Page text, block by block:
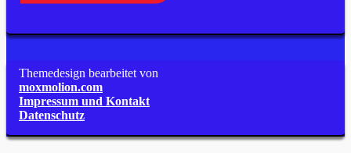
Themedesign bearbeitet von
moxmolion.com
Impressum und Kontakt
Datenschutz